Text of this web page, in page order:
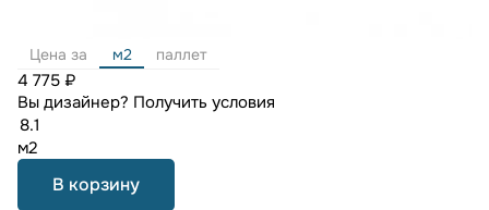
Цена за м2 паллет
4 775 ₽
Вы дизайнер? Получить условия
м2
В корзину